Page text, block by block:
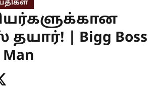
தயார்! | Bigg Boss